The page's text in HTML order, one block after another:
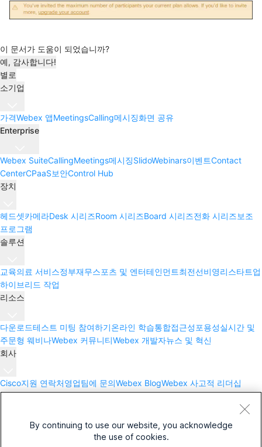
이 문서가 도움이 되었습니까?
예, 감사합니다!
별로
소기업
가격Webex 앱MeetingsCalling메시징화면 공유
Enterprise
Webex SuiteCallingMeetings메시징SlidoWebinars이벤트Contact
CenterCPaaS보안Control Hub
장치
헤드셋카메라Desk 시리즈Room 시리즈Board 시리즈전화 시리즈보조
프로그램
솔루션
교육의료 서비스정부재무스포츠 및 엔터테인먼트최전선비영리스타트업
하이브리드 작업
리소스
다운로드테스트 미팅 참여하기온라인 학습통합접근성포용성실시간 및
주문형 웨비나Webex 커뮤니티Webex 개발자뉴스 및 혁신
회사
Cisco지원 연락처영업팀에 문의Webex BlogWebex 사고적 리더십
By continuing to use our website, you acknowledge
the use of cookies.